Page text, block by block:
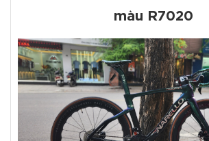
màu R7020